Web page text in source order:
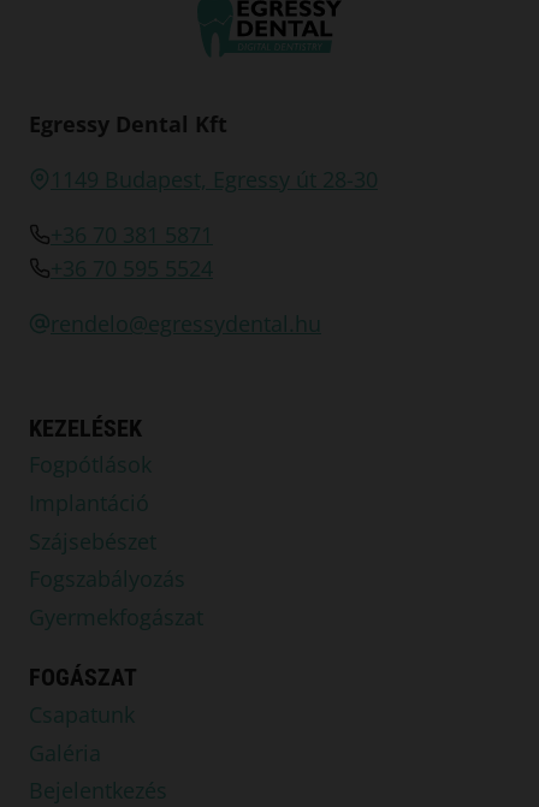
Egressy Dental Kft
1149 Budapest, Egressy út 28-30
+36 70 381 5871
+36 70 595 5524
rendelo@egressydental.hu
KEZELÉSEK
Fogpótlások
Implantáció
Szájsebészet
Fogszabályozás
Gyermekfogászat
FOGÁSZAT
Csapatunk
Galéria
Bejelentkezés